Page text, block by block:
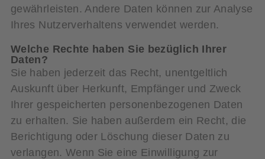
gewährleisten. Andere Daten können zur Analyse
Ihres Nutzerverhaltens verwendet werden.
Welche Rechte haben Sie bezüglich Ihrer
Daten?
Sie haben jederzeit das Recht, unentgeltlich
Auskunft über Herkunft, Empfänger und Zweck
Ihrer gespeicherten personenbezogenen Daten
zu erhalten. Sie haben außerdem ein Recht, die
Berichtigung oder Löschung dieser Daten zu
verlangen. Wenn Sie eine Einwilligung zur